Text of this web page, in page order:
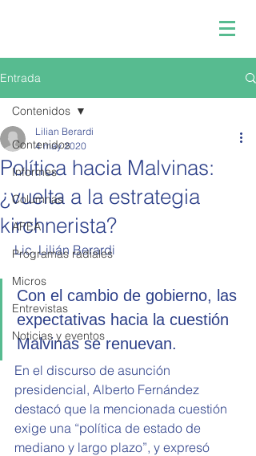
Entrada
Contenidos
Informes
Columnas
APEA
Programas radiales
Micros
Entrevistas
Noticias y eventos
Contenidos
Política hacia Malvinas:
¿vuelta a la estrategia
kirchnerista?
Lilian Berardi
4 may 2020
Lic. Lilián Berardi
Con el cambio de gobierno, las
expectativas hacia la cuestión
Malvinas se renuevan.
En el discurso de asunción
presidencial, Alberto Fernández
destacó que la mencionada cuestión
exige una “política de estado de
mediano y largo plazo”, y expresó